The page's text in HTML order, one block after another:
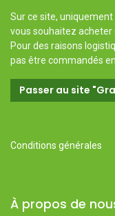
Sur ce site,
vous souhaitez acheter
Pour des raisons
pas être commandés
Passer au site
Conditions générales
À propos de